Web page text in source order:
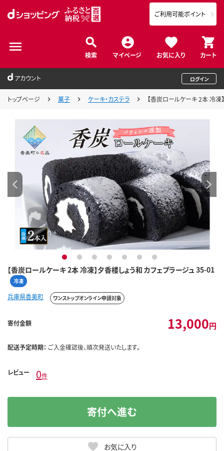
検索 マイページ お気に入り カート
ご利用可能ポイント
アカウント ログイン
トップページ 菓子 ケーキ・カステラ 【香炭ロールケーキ 2本 冷凍
【香炭ロールケーキ 2本 冷凍】夕香楼しょう和 カフェプラージュ 35-01
冷凍
1 2 3 4 5 6 7
兵庫県香美町 ワンストップオンライン申請対象
寄付金額 13,000円
配送予定時期： ご入金確認後、順次発送いたします。
レビュー 0件
お気に入り
寄付へ進む